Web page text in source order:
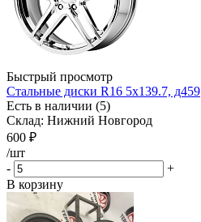
Быстрый просмотр
Стальные диски R16 5x139.7, д459
Есть в наличии (5)
Склад: Нижний Новгород
600 ₽
/шт
-
+
В корзину